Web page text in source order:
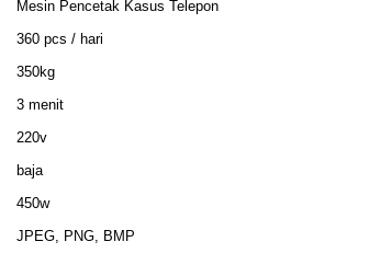
Mesin Pencetak Kasus Telepon
360 pcs / hari
350kg
3 menit
220v
baja
450w
JPEG, PNG, BMP